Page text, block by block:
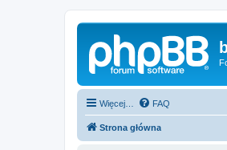
Więcej… FAQ
Strona główna